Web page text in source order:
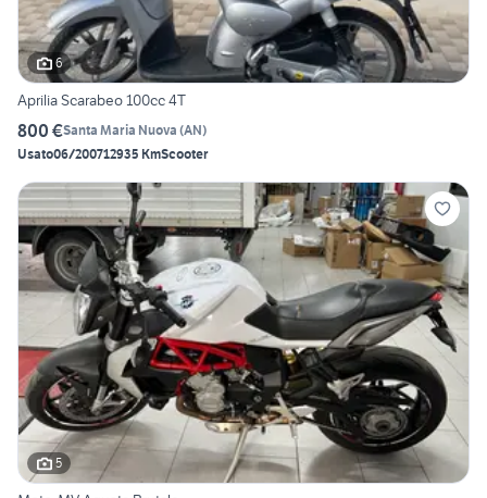
6
Aprilia Scarabeo 100cc 4T
800 €Santa Maria Nuova (AN)
Usato06/200712935 KmScooter
5